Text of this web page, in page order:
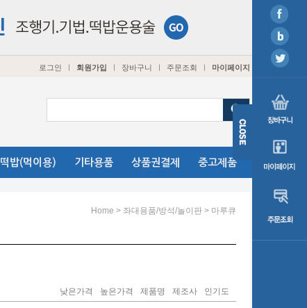
로그인 ㅣ 회원가입 ㅣ 장바구니 ㅣ 주문조회 ㅣ 마이페이지
떡밥(먹이용) 기타용품 상품권결제 중고제품
Home > 좌대용품/방석/놀이판 > 마루큐
낮은가격 높은가격 제품명 제조사 인기도